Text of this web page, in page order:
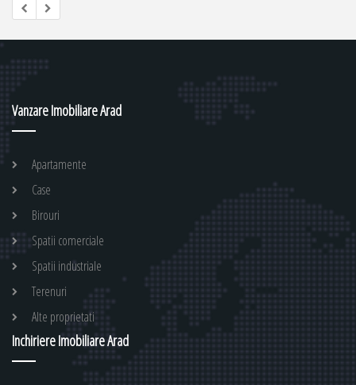
Vanzare Imobiliare Arad
Apartamente
Case
Birouri
Spatii comerciale
Spatii industriale
Terenuri
Alte proprietati
Inchiriere Imobiliare Arad